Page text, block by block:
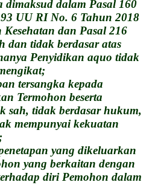
dimaksud dalam Pasal 160
UU RI No. 6 Tahun 2018
dan Pasal 216
dan tidak berdasar atas
Penyidikan aquo tidak
tersangka kepada
Termohon beserta
sah, tidak berdasar hukum,
mempunyai kekuatan
yang dikeluarkan
yang berkaitan dengan
diri Pemohon dalam